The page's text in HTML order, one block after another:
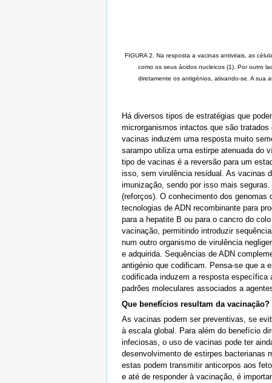
FIGURA 2. Na resposta a vacinas antivirais, as
como os seus ácidos nucleicos (1). Por outro
diretamente os antigénios, ativando-se. A sua
Há diversos tipos de estratégias que
microrganismos intactos que são
vacinas induzem uma resposta muito
sarampo utiliza uma estirpe atenuada do
tipo de vacinas é a reversão para um
isso, sem virulência residual. As vacinas
imunização, sendo por isso mais
(reforços). O conhecimento dos
tecnologias de ADN recombinante para
para a hepatite B ou para o cancro do
vacinação, permitindo introduzir
num outro organismo de virulência
e adquirida. Sequências de ADN
antigénio que codificam. Pensa-se que a
codificada induzem a resposta específica
padrões moleculares associados a
Que benefícios resultam da vacinação?
As vacinas podem ser preventivas, se
à escala global. Para além do benefício
infeciosas, o uso de vacinas pode ter
desenvolvimento de estirpes bacterianas
estas podem transmitir anticorpos aos
e até de responder à vacinação, é